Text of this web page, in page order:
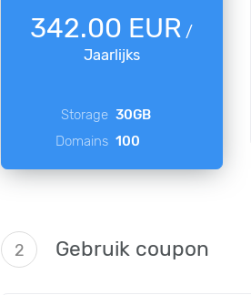
342.00 EUR /
Jaarlijks
Storage 30GB
Domains 100
2 Gebruik coupon